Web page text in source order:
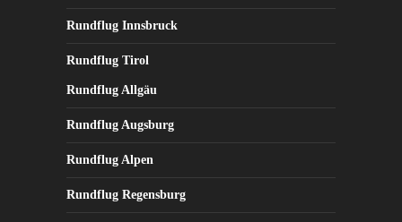
Rundflug Innsbruck
Rundflug Tirol
Rundflug Allgäu
Rundflug Augsburg
Rundflug Alpen
Rundflug Regensburg